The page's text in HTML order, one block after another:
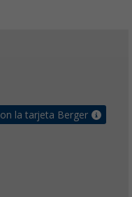
la tarjeta Berger